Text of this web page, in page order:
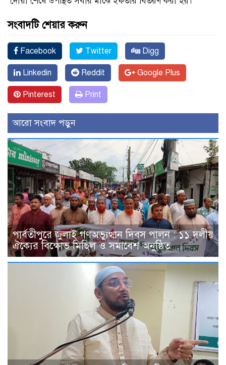
সংবাদটি শেয়ার করুন
Facebook Twitter Digg
Linkedin Reddit Google Plus
Pinterest Print
আরো সংবাদ পড়ুন
পার্বতীপুরে জুলাই গণঅভ্যুত্থান দিবস পালন : ১১ দলীয়
ঐক্যের বিক্ষোভ মিছিল ও সমাবেশ অনুষ্ঠিত